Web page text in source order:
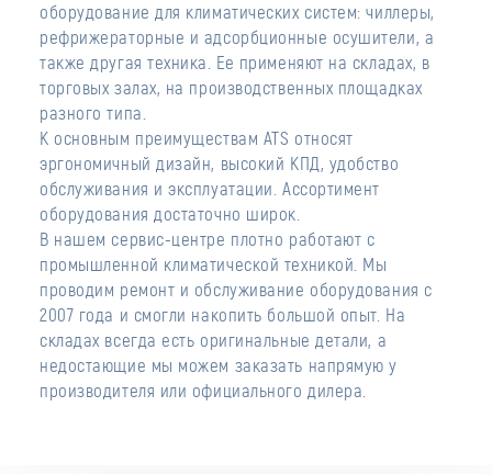
оборудование для климатических систем: чиллеры,
рефрижераторные и адсорбционные осушители, а
также другая техника. Ее применяют на складах, в
торговых залах, на производственных площадках
разного типа.
К основным преимуществам ATS относят
эргономичный дизайн, высокий КПД, удобство
обслуживания и эксплуатации. Ассортимент
оборудования достаточно широк.
В нашем сервис-центре плотно работают с
промышленной климатической техникой. Мы
проводим ремонт и обслуживание оборудования с
2007 года и смогли накопить большой опыт. На
складах всегда есть оригинальные детали, а
недостающие мы можем заказать напрямую у
производителя или официального дилера.